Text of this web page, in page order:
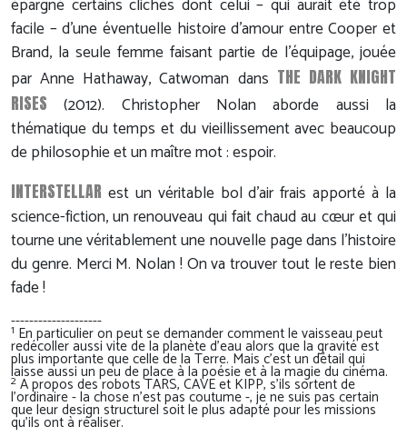
épargné certains clichés dont celui – qui aurait été trop
facile – d'une éventuelle histoire d'amour entre Cooper et
Brand, la seule femme faisant partie de l'équipage, jouée
par Anne Hathaway, Catwoman dans THE DARK KNIGHT
RISES (2012). Christopher Nolan aborde aussi la
thématique du temps et du vieillissement avec beaucoup
de philosophie et un maître mot : espoir.
INTERSTELLAR est un véritable bol d'air frais apporté à la
science-fiction, un renouveau qui fait chaud au cœur et qui
tourne une véritablement une nouvelle page dans l'histoire
du genre. Merci M. Nolan ! On va trouver tout le reste bien
fade !
--------------------
1 En particulier on peut se demander comment le vaisseau peut
redécoller aussi vite de la planète d'eau alors que la gravité est
plus importante que celle de la Terre. Mais c'est un détail qui
laisse aussi un peu de place à la poésie et à la magie du cinéma.
2 A propos des robots TARS, CAVE et KIPP, s'ils sortent de
l'ordinaire - la chose n'est pas coutume -, je ne suis pas certain
que leur design structurel soit le plus adapté pour les missions
qu'ils ont à réaliser.